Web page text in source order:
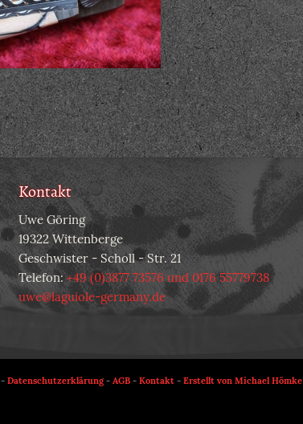
Kontakt
Uwe Göring
19322 Wittenberge
Geschwister - Scholl - Str. 21
Telefon:+49 (0)3877 73576 und 0176 55779738
uwe@laguiole-germany.de
- Datenschutzerklärung- AGB - Kontakt - Erstellt von Michael Hömke